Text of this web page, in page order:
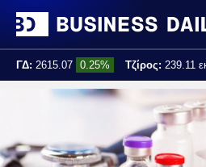
ΓΔ: 2615.07 0.25% Τζίρος: 239.11
Τελ. ενημέρωση: 17:25:01